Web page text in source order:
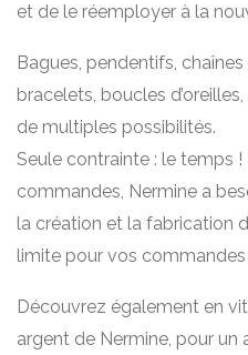
et de le réemployer à la
Bagues, pendentifs,
bracelets, boucles
de multiples possibilités.
Seule contrainte : le temps
commandes, Nermine a
la création et la fabrication
limite pour vos
Découvrez également en
argent de Nermine, pour